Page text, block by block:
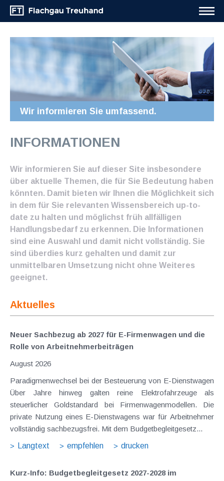
Wir informieren Sie umfassend.
INFORMATIONEN
Wir informieren Sie auf dieser Site insbesondere
über aktuelle Themen, die für Sie Bedeutung haben
könnten. Damit bieten wir Ihnen die Möglichkeit sich
in dem für Sie relevanten Wissensbereich up-to-
date zu halten und möglichst früh allfälligen
Handlungsbedarf zu erkennen. Die Informationen
sind eine Auswahl und damit nicht vollständig. Sie
sind überdies kurz gehalten und damit zur
unmittelbaren Umsetzung nicht ohne Weiteres
geeignet.
Aktuelles
Neuer Sachbezug ab 2027 für E-Firmenwagen und die
Rolle von Arbeitnehmer​­beiträgen
August 2026
Paradigmenwechsel bei der Besteuerung von E-Dienstwagen
Über Jahre hinweg galten reine Elektrofahrzeuge als
steuerlicher Goldstandard bei Firmenwagenmodellen. Die
private Nutzung eines E-Dienstwagens war für Arbeitnehmer
vollständig sachbezugsfrei. Mit dem Budgetbegleitgesetz...
Langtext
empfehlen drucken
Kurz-Info: Budgetbegleitgesetz 2027-2028 im